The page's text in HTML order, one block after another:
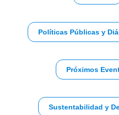
Políticas Públicas y
Próximos
Sustentabilidad y